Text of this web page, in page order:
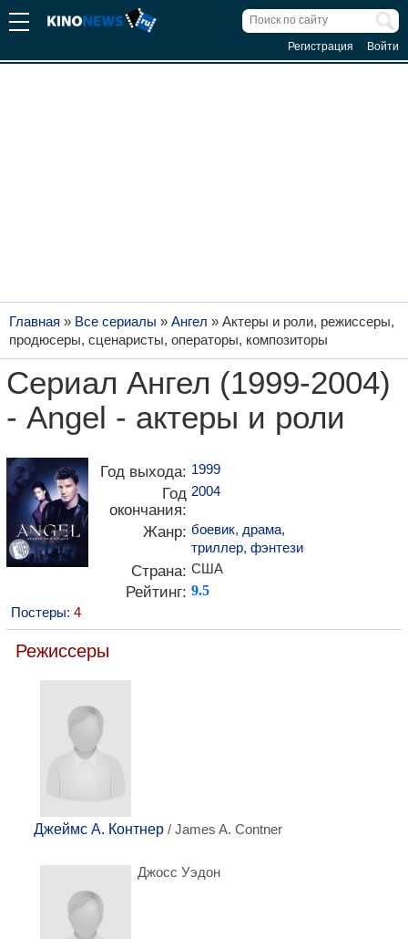
Регистрация Войти
Главная » Все сериалы » Ангел » Актеры и роли, режиссеры,
продюсеры, сценаристы, операторы, композиторы
Сериал Ангел (1999-2004)
- Angel - актеры и роли
Год выхода: 1999
Год
окончания:
2004
Жанр: боевик, драма,
триллер, фэнтези
Страна: США
Рейтинг: 9.5
Постеры: 4
Режиссеры
Джеймс А. Контнер / James A. Contner
Джосс Уэдон